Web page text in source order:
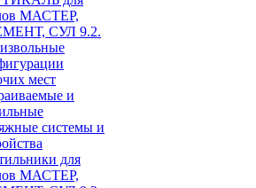
МАСТЕР,
СУЛ 9.2.
мест
и
системы и
для
МАСТЕР,